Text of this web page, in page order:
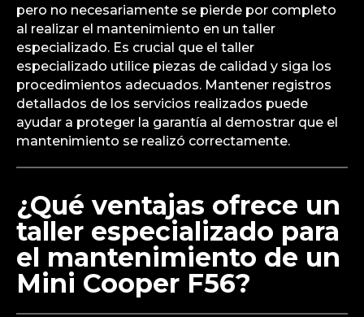
pero no necesariamente se pierde por completo
al realizar el mantenimiento en un taller
especializado. Es crucial que el taller
especializado utilice piezas de calidad y siga los
procedimientos adecuados. Mantener registros
detallados de los servicios realizados puede
ayudar a proteger la garantía al demostrar que el
mantenimiento se realizó correctamente.
¿Qué ventajas ofrece un
taller especializado para
el mantenimiento de un
Mini Cooper F56?